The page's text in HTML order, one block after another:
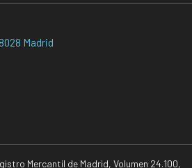
Madrid
Mercantil de Madrid, Volumen 24.100,